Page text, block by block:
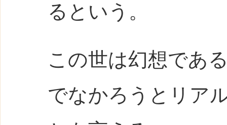
るという。
この世は幻想であ
でなかろうとリア